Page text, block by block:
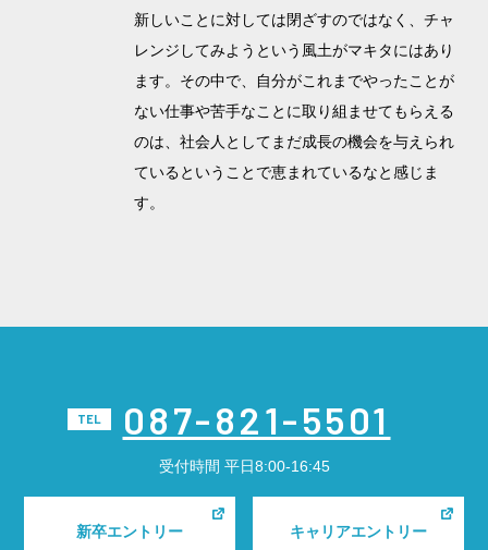
新しいことに対しては閉ざすのではなく、チャ
レンジしてみようという風土がマキタにはあり
ます。その中で、自分がこれまでやったことが
ない仕事や苦手なことに取り組ませてもらえる
のは、社会人としてまだ成長の機会を与えられ
ているということで恵まれているなと感じま
す。
TEL 087-821-5501
受付時間 平日8:00-16:45
新卒エントリー キャリアエントリー